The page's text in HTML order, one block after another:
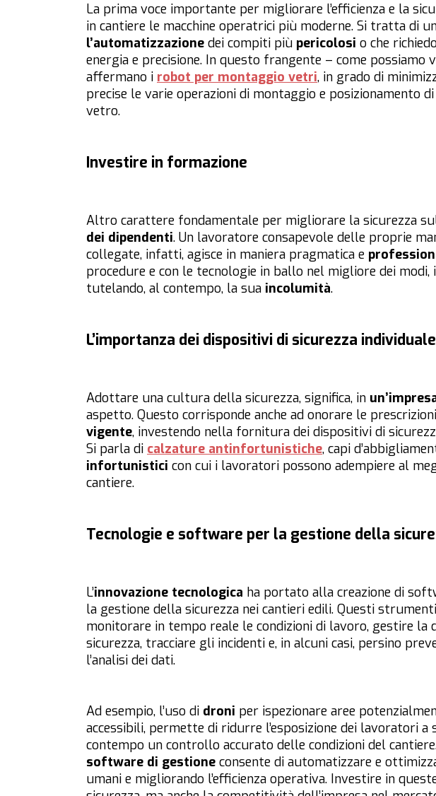
La prima voce importante per migliorare l’efficienza e la
in cantiere le macchine operatrici più moderne. Si tratta di
l’automatizzazione dei compiti più pericolosi o che
energia e precisione. In questo frangente – come possiamo
affermano i robot per montaggio vetri, in grado di
precise le varie operazioni di montaggio e posizionamento di
vetro.
Investire in formazione
Altro carattere fondamentale per migliorare la sicurezza
dei dipendenti. Un lavoratore consapevole delle proprie
collegate, infatti, agisce in maniera pragmatica e
procedure e con le tecnologie in ballo nel migliore dei
tutelando, al contempo, la sua incolumità.
L’importanza dei dispositivi di sicurezza individuale
Adottare una cultura della sicurezza, significa, in
aspetto. Questo corrisponde anche ad onorare le
vigente, investendo nella fornitura dei dispositivi di
Si parla di calzature antinfortunistiche, capi
infortunistici con cui i lavoratori possono adempiere al
cantiere.
Tecnologie e software per la gestione della
L’innovazione tecnologica ha portato alla creazione di
la gestione della sicurezza nei cantieri edili. Questi strumenti
monitorare in tempo reale le condizioni di lavoro, gestire la
sicurezza, tracciare gli incidenti e, in alcuni casi, persino
l’analisi dei dati.
Ad esempio, l’uso di droni per ispezionare aree
accessibili, permette di ridurre l’esposizione dei lavoratori
contempo un controllo accurato delle condizioni del
software di gestione consente di automatizzare e
umani e migliorando l’efficienza operativa. Investire in